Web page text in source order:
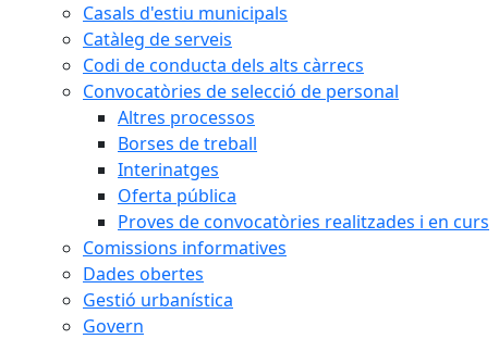
Casals d'estiu municipals
Catàleg de serveis
Codi de conducta dels alts càrrecs
Convocatòries de selecció de personal
Altres processos
Borses de treball
Interinatges
Oferta pública
Proves de convocatòries realitzades i en curs
Comissions informatives
Dades obertes
Gestió urbanística
Govern